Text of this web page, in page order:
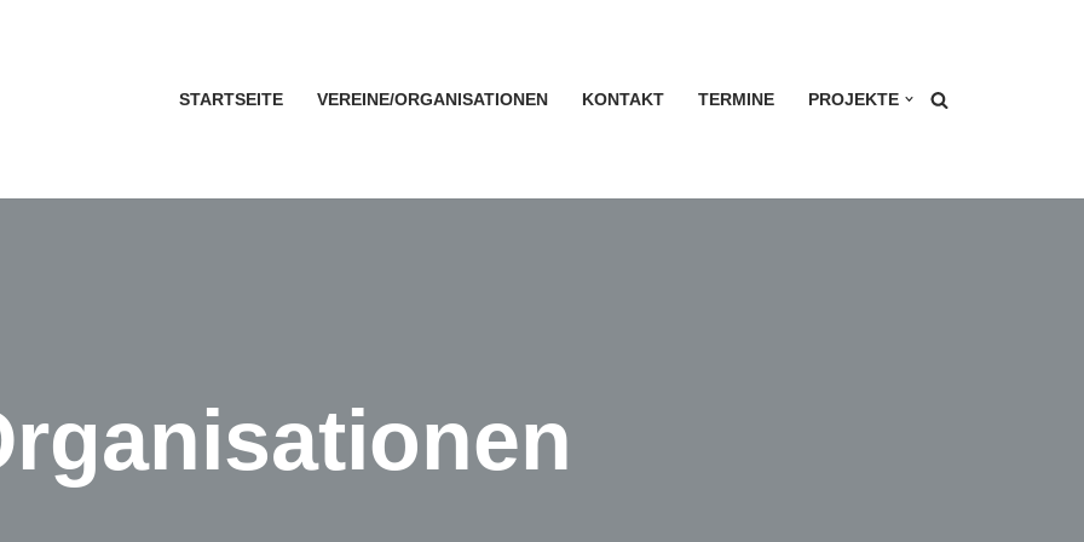
STARTSEITE VEREINE/ORGANISATIONEN KONTAKT TERMINE PROJEKTE